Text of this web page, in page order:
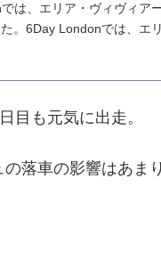
は、エリア・ヴィヴィア
。6Day Londonでは、エ
目も元気に出走。
落車の影響はあま